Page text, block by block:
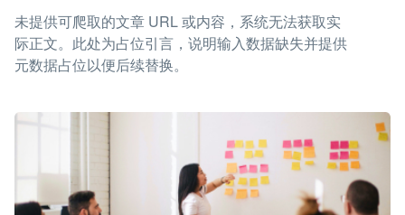
未提供可爬取的文章 URL 或内容，系统无法获取实
际正文。此处为占位引言，说明输入数据缺失并提供
元数据占位以便后续替换。